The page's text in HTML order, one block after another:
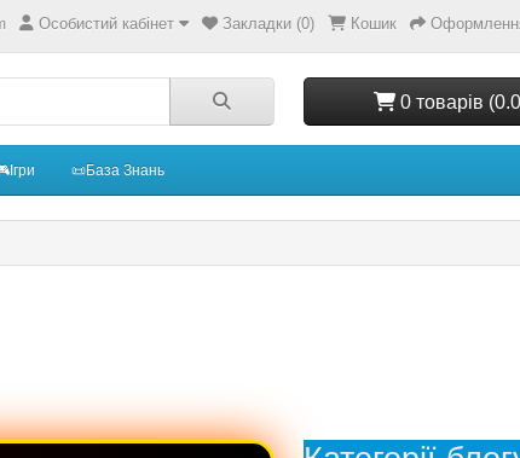
Особистий кабінет Закладки (0) Кошик
0 товарів
📜База Знань